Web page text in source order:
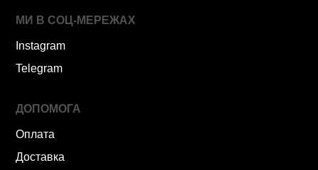
МИ В СОЦ-МЕРЕЖАХ
Instagram
Telegram
ДОПОМОГА
Оплата
Доставка